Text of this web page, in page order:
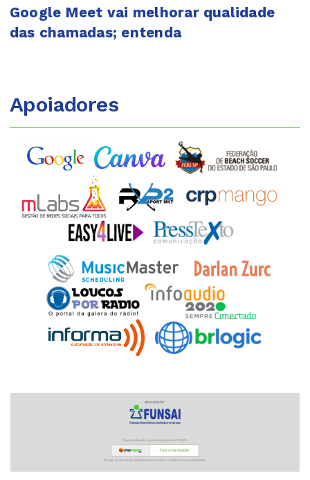
Google Meet vai melhorar qualidade
das chamadas; entenda
Apoiadores